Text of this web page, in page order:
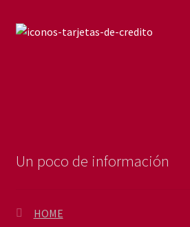
Un poco de información
HOME